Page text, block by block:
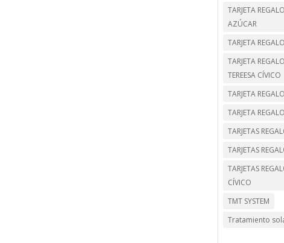
TARJETA
AZÚCAR
TARJETA
TARJETA
TEREESA CÍVICO
TARJETA
TARJETA
TARJETAS
TARJETAS
TARJETAS
CÍVICO
TMT SYSTEM
Tratamiento